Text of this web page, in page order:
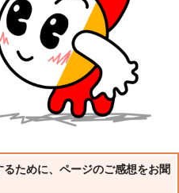
ために、ページのご感想をお聞